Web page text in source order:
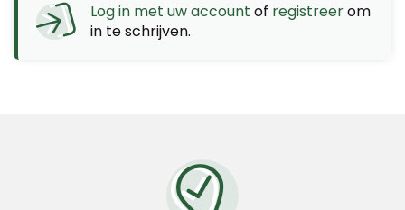
Log in met uw account of registreerom
in te schrijven.